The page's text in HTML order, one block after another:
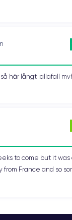
här långt iallafall
to come but it was
from France and so